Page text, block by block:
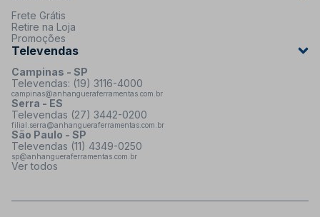
Frete Grátis
Retire na Loja
Promoções
Televendas
Campinas - SP
Televendas: (19) 3116-4000
campinas@anhangueraferramentas.com.br
Serra - ES
Televendas (27) 3442-0200
filial.serra@anhangueraferramentas.com.br
São Paulo - SP
Televendas (11) 4349-0250
sp@anhangueraferramentas.com.br
Ver todos